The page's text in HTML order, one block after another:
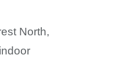
North,